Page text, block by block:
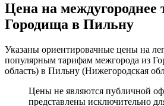
Цена на междугороднее
Городища в Пильну
Указаны ориентировачные цены на
популярным тарифам межгорода из
область) в Пильну (Нижегородская
Цены не являются публичной
представлены исключительно